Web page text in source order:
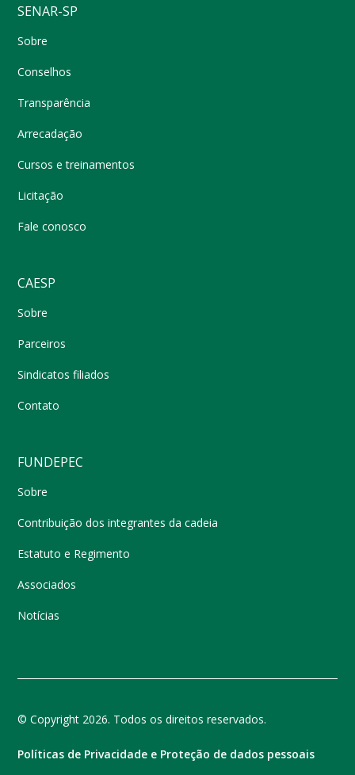
SENAR-SP
Sobre
Conselhos
Transparência
Arrecadação
Cursos e treinamentos
Licitação
Fale conosco
CAESP
Sobre
Parceiros
Sindicatos filiados
Contato
FUNDEPEC
Sobre
Contribuição dos integrantes da cadeia
Estatuto e Regimento
Associados
Notícias
© Copyright 2026. Todos os direitos reservados.
Políticas de Privacidade e Proteção de dados pessoais